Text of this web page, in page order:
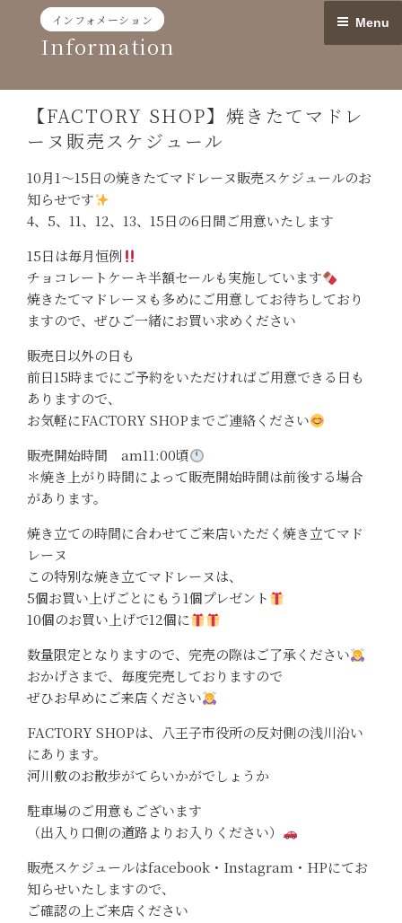
content
Menu
インフォメーション
Information
【FACTORY SHOP】焼きたてマドレ
ーヌ販売スケジュール
10月1〜15日の焼きたてマドレーヌ販売スケジュールのお
知らせです
4、5、11、12、13、15日の6日間ご用意いたします
15日は毎月恒例
チョコレートケーキ半額セールも実施しています
焼きたてマドレーヌも多めにご用意してお待ちしており
ますので、ぜひご一緒にお買い求めください
販売日以外の日も
前日15時までにご予約をいただければご用意できる日も
ありますので、
お気軽にFACTORY SHOPまでご連絡ください
販売開始時間 am11:00頃
＊焼き上がり時間によって販売開始時間は前後する場合
があります。
焼き立ての時間に合わせてご来店いただく焼き立てマド
レーヌ
この特別な焼き立てマドレーヌは、
5個お買い上げごとにもう1個プレゼント
10個のお買い上げで12個に
数量限定となりますので、完売の際はご了承ください
おかげさまで、毎度完売しておりますので
ぜひお早めにご来店ください
FACTORY SHOPは、八王子市役所の反対側の浅川沿い
にあります。
河川敷のお散歩がてらいかがでしょうか
駐車場のご用意もございます
（出入り口側の道路よりお入りください）
販売スケジュールはfacebook・Instagram・HPにてお
知らせいたしますので、
ご確認の上ご来店ください